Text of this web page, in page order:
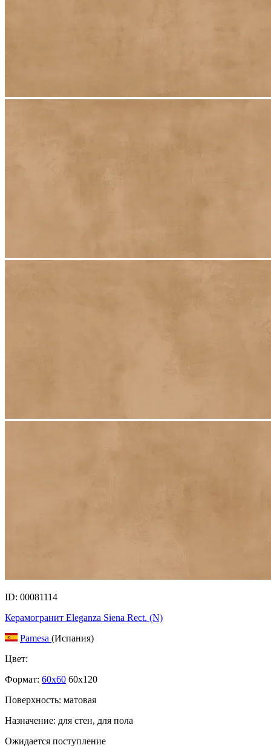
ID: 00081114
Керамогранит Eleganza Siena Rect. (N)
Pamesa (Испания)
Цвет:
Формат: 60x60 60x120
Поверхность: матовая
Назначение: для стен, для пола
Ожидается поступление